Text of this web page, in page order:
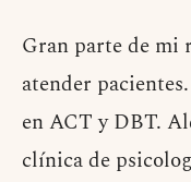
Gran parte de mi
atender
en ACT y DBT.
clínica de